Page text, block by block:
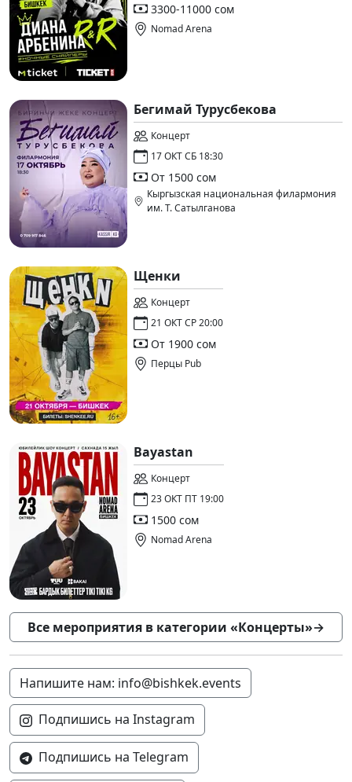
3300-11000 сом
Nomad Arena
Бегимай Турусбекова
Концерт
17 ОКТ СБ 18:30
От 1500 сом
Кыргызская национальная филармония
им. Т. Сатылганова
Щенки
Концерт
21 ОКТ СР 20:00
От 1900 сом
Перцы Pub
Bayastan
Концерт
23 ОКТ ПТ 19:00
1500 сом
Nomad Arena
Все мероприятия в категории «Концерты»→
Напишите нам: info@bishkek.events
Подпишись на Instagram
Подпишись на Telegram